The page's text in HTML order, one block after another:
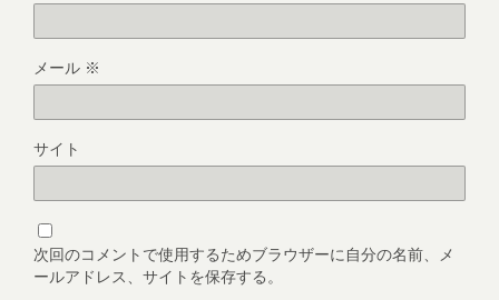
メール ※
サイト
次回のコメントで使用するためブラウザーに自分の名前、メ
ールアドレス、サイトを保存する。